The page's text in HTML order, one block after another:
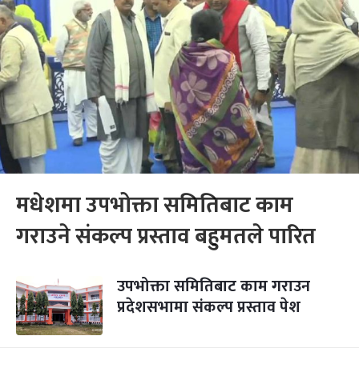
मधेशमा उपभोक्ता समितिबाट काम
गराउने संकल्प प्रस्ताव बहुमतले पारित
उपभोक्ता समितिबाट काम गराउन
प्रदेशसभामा संकल्प प्रस्ताव पेश